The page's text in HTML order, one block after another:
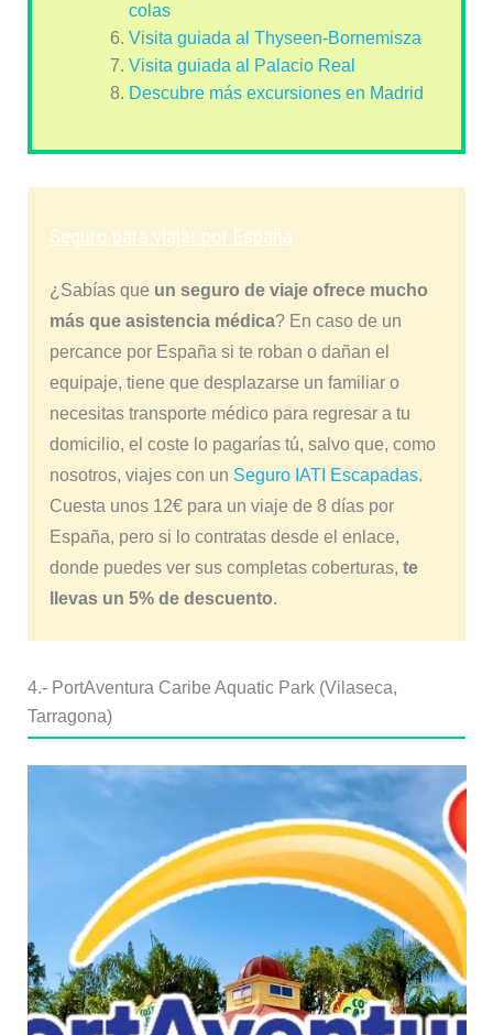
colas
Visita guiada al Thyseen-Bornemisza
Visita guiada al Palacio Real
Descubre más excursiones en Madrid
Seguro para viajar por España
¿Sabías que un seguro de viaje ofrece mucho
más que asistencia médica? En caso de un
percance por España si te roban o dañan el
equipaje, tiene que desplazarse un familiar o
necesitas transporte médico para regresar a tu
domicilio, el coste lo pagarías tú, salvo que, como
nosotros, viajes con un Seguro IATI Escapadas.
Cuesta unos 12€ para un viaje de 8 días por
España, pero si lo contratas desde el enlace,
donde puedes ver sus completas coberturas, te
llevas un 5% de descuento.
4.- PortAventura Caribe Aquatic Park (Vilaseca,
Tarragona)